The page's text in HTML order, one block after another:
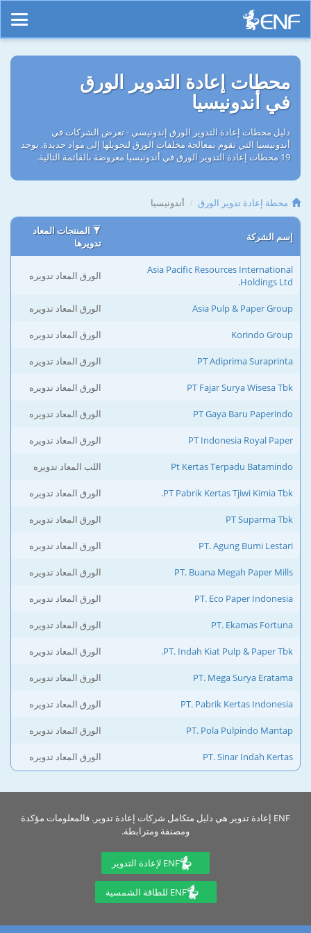
محطات إعادة التدوير الورق
في أندونيسيا
دليل محطات إعادة التدوير الورق إندونيسي - تعرض الشركات في
أندونيسيا التي تقوم بمعالجة مخلفات الورق لتحويلها إلى مواد جديدة. يوجد
19 محطات إعادة التدوير الورق في أندونيسيا معروضة بالقائمة التالية.
محطة إعادة تدوير الورق أندونيسيا
إسم الشركة
المنتجات المعاد
تدويرها
Asia Pacific Resources International
Holdings Ltd.
الورق المعاد تدويره
Asia Pulp & Paper Group الورق المعاد تدويره
Korindo Group الورق المعاد تدويره
PT Adiprima Suraprinta الورق المعاد تدويره
PT Fajar Surya Wisesa Tbk الورق المعاد تدويره
PT Gaya Baru Paperindo الورق المعاد تدويره
PT Indonesia Royal Paper الورق المعاد تدويره
Pt Kertas Terpadu Batamindo اللب المعاد تدويره
PT Pabrik Kertas Tjiwi Kimia Tbk. الورق المعاد تدويره
PT Suparma Tbk الورق المعاد تدويره
PT. Agung Bumi Lestari الورق المعاد تدويره
PT. Buana Megah Paper Mills الورق المعاد تدويره
PT. Eco Paper Indonesia الورق المعاد تدويره
PT. Ekamas Fortuna الورق المعاد تدويره
PT. Indah Kiat Pulp & Paper Tbk. الورق المعاد تدويره
PT. Mega Surya Eratama الورق المعاد تدويره
PT. Pabrik Kertas Indonesia الورق المعاد تدويره
PT. Pola Pulpindo Mantap الورق المعاد تدويره
PT. Sinar Indah Kertas الورق المعاد تدويره
ENF إعادة تدوير هي دليل متكامل شركات إعادة تدوير. فالمعلومات مؤكدة
ومصنفة ومترابطة.
ENF لإعادة التدوير
ENF للطاقة الشمسية